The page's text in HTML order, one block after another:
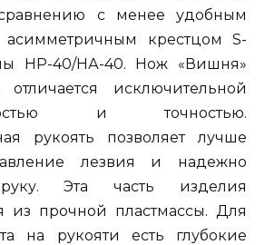
с менее удобным
асимметричным крестцом S-
НР-40/НА-40. Нож «Вишня»
отличается исключительной
и точностью.
рукоять позволяет лучше
лезвия и надежно
Эта часть изделия
из прочной пластмассы. Для
на рукояти есть глубокие